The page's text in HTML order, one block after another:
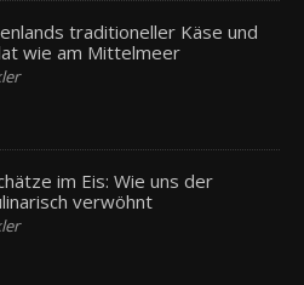
traditioneller Käse und
wie am Mittelmeer
im Eis: Wie uns der
verwöhnt